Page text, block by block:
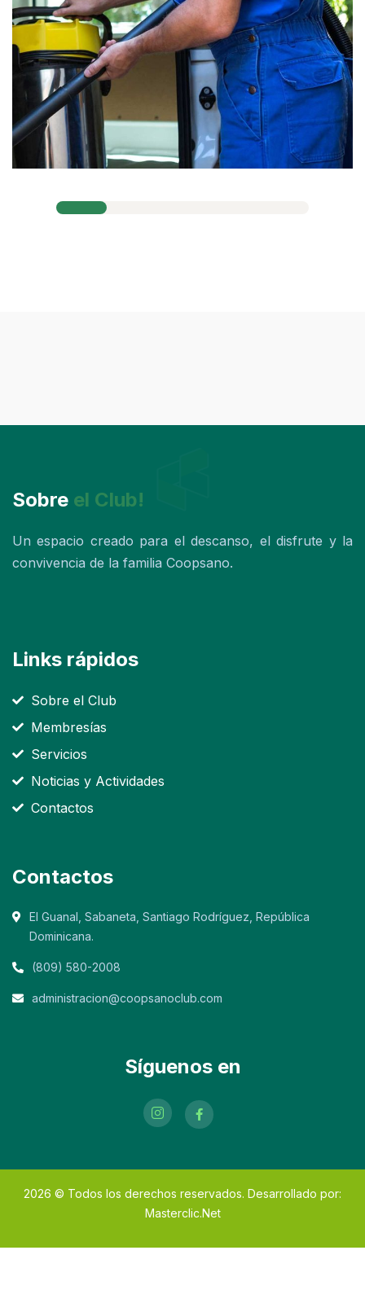
Sobre el Club!
Un espacio creado para el descanso, el disfrute y la
convivencia de la familia Coopsano.
Links rápidos
Sobre el Club
Membresías
Servicios
Noticias y Actividades
Contactos
Contactos
El Guanal, Sabaneta, Santiago Rodríguez, República
Dominicana.
(809) 580-2008
administracion@coopsanoclub.com
Síguenos en
2026 © Todos los derechos reservados. Desarrollado por:
Masterclic.Net